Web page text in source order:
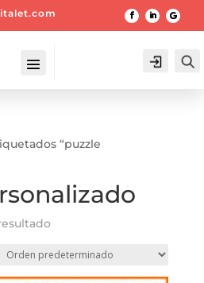
Login
“puzzle